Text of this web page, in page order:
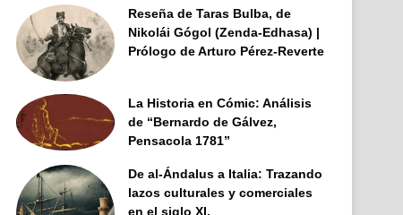
Reseña de Taras Bulba, de
Nikolái Gógol (Zenda-Edhasa) |
Prólogo de Arturo Pérez-Reverte
La Historia en Cómic: Análisis
de “Bernardo de Gálvez,
Pensacola 1781”
De al-Ándalus a Italia: Trazando
lazos culturales y comerciales
en el siglo XI.